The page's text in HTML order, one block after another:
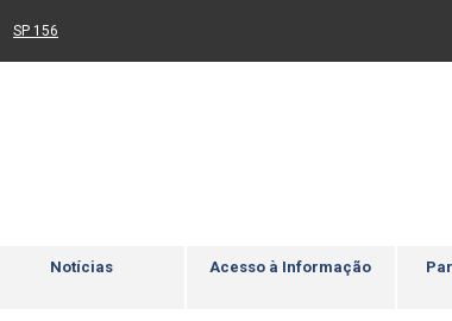
Ir para rodapé
(Link para um novo sítio)
SP 156
Notícias Acesso à Informação